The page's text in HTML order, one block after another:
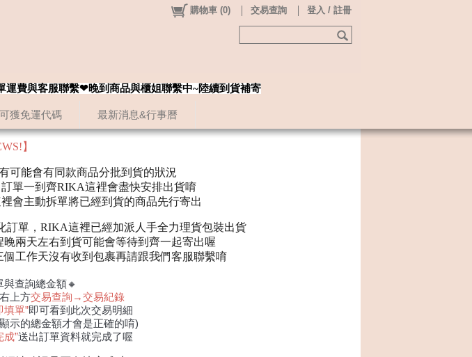
獲免運代碼 最新消息&行事曆
購物車 (0) 交易查詢 登入 / 註冊
運費與客服聯繫❤晚到商品與櫃姐聯繫中~陸續到貨補寄